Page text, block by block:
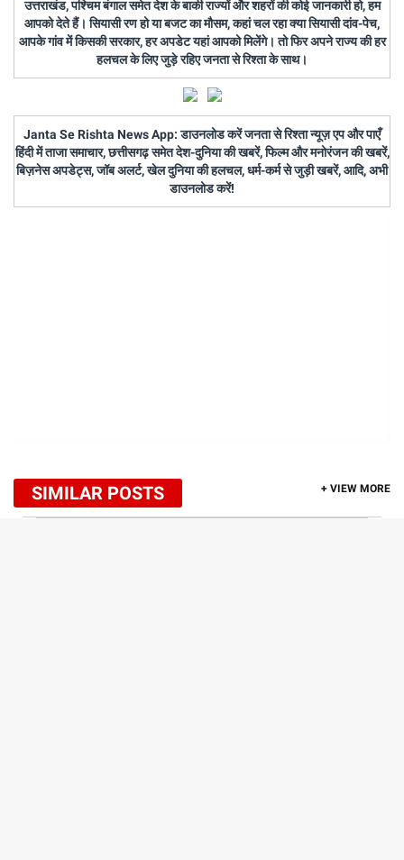
उत्तराखंड, पश्चिम बंगाल समेत देश के बाकी राज्यों और शहरों की कोई जानकारी हो, हम
आपको देते हैं। सियासी रण हो या बजट का मौसम, कहां चल रहा क्या सियासी दांव-पेच,
आपके गांव में किसकी सरकार, हर अपडेट यहां आपको मिलेंगे। तो फिर अपने राज्य की हर
हलचल के लिए जुड़े रहिए जनता से रिश्ता के साथ।
Janta Se Rishta News App: डाउनलोड करें जनता से रिश्ता न्यूज़ एप और पाएँ
हिंदी में ताजा समाचार, छत्तीसगढ़ समेत देश-दुनिया की खबरें, फिल्म और मनोरंजन की खबरें,
बिज़नेस अपडेट्स, जॉब अलर्ट, खेल दुनिया की हलचल, धर्म-कर्म से जुड़ी खबरें, आदि, अभी
डाउनलोड करें!
SIMILAR POSTS + VIEW MORE